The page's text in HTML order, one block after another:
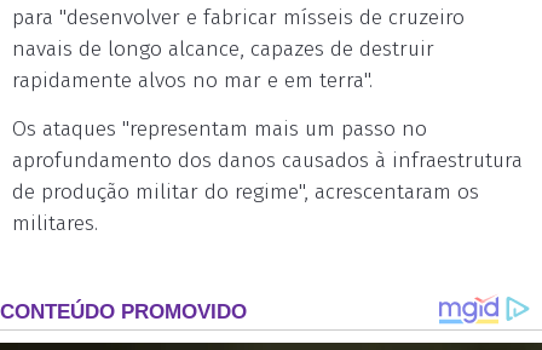
para "desenvolver e fabricar mísseis de cruzeiro
navais de longo alcance, capazes de destruir
rapidamente alvos no mar e em terra".
Os ataques "representam mais um passo no
aprofundamento dos danos causados à infraestrutura
de produção militar do regime", acrescentaram os
militares.